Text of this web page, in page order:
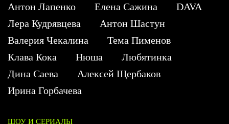
Антон Лапенко
Елена Сажина
DAVA
Лера Кудрявцева
Антон Шастун
Валерия Чекалина
Тема Пименов
Клава Кока
Нюша
Любятинка
Дина Саева
Алексей Щербаков
Ирина Горбачева
ШОУ И СЕРИАЛЫ